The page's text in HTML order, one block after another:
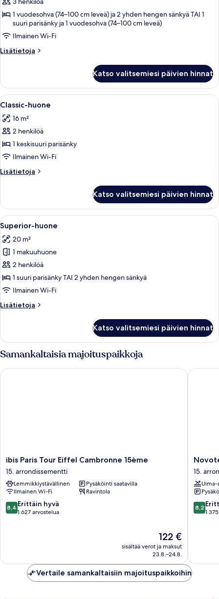
huonetyypin
Junior
Suite
kuvat
1 vuodesohva (74–100 cm leveä) ja 2 yhden hengen sänkyä TAI 1
suuri parisänky ja 1 vuodesohva (74–100 cm leveä)
Ilmainen Wi-Fi
Lisätietoja
Lisätietoja
Katso valitsemiesi päivien hinnat
Avaa
kaikki
huonetyypin
Classic-
huone
kuvat
Hotellihuone, jossa on suuri sänky,
5
Classic-huone
16 m²
2 henkilöä
1 keskisuuri parisänky
Ilmainen Wi-Fi
Lisätietoja
Lisätietoja
Katso valitsemiesi päivien hinnat
Avaa
kaikki
huonetyypin
Superior-
huone
kuvat
Hotellihuone, jossa on sänky,
6
Superior-huone
20 m²
1 makuuhuone
2 henkilöä
1 suuri parisänky TAI 2 yhden hengen sänkyä
Ilmainen Wi-Fi
Lisätietoja
Lisätietoja
Katso valitsemiesi päivien hinnat
Samankaltaisia majoituspaikkoja
ibis
Paris
Tour
Eiffel
Cambronne
15ème
15.
ibis Paris Tour Eiffel Cambronne 15ème
15. arrondissementti
Lemmikkiystävällinen
Pysäköinti saatavilla
Ilmainen Wi-Fi
Ravintola
8.4
kautta
8,4 Erittäin hyvä
1 627 arvostelua
Hinta
on
122 €
122 €
sisältää verot ja maksut
23.8.–24.8.
ibis Paris Tour Eiffel Cambronne 15ème
Novotel
Paris
Centre
Tour
Eiffel
15.
15.
Uima-
8.2
kautta
8,2
1
Novotel
Vertaile samankaltaisiin majoituspaikkoihin